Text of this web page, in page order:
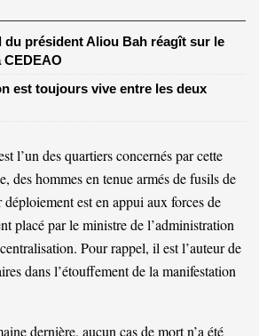
du président Aliou Bah réagît sur le
est toujours vive entre les deux
l’un des quartiers concernés par cette
des hommes en tenue armés de fusils de
est en appui aux forces de
placé par le ministre de l’administration
Pour rappel, il est l’auteur de
dans l’étouffement de la manifestation
dernière, aucun cas de mort n’a été